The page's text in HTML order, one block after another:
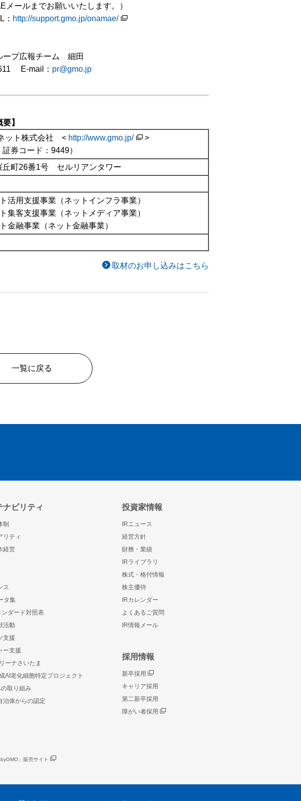
ルまでお願いいたします。）
http://support.gmo.jp/onamae/
プ広報チーム 細田
E-mail： pr@gmo.jp
】
ット株式会社 < http://www.gmo.jp/
>
券コード：9449）
丘町26番1号 セルリアンタワー
活用支援事業（ネットインフラ事業）
集客支援事業（ネットメディア事業）
金融事業（ネット金融事業）
取材のお申し込みはこちら
一覧に戻る
ナビリティ
制
リティ
経営
ス
タ集
ンダード対照表
活動
支援
ー支援
ーナさいたま
AI老化細胞特定プロジェクト
取り組み
治体からの認定
投資家情報
IRニュース
経営方針
財務・業績
IRライブラリ
株式・格付情報
株主優待
IRカレンダー
よくあるご質問
IR情報メール
採用情報
新卒採用
キャリア採用
第二新卒採用
障がい者採用
」販売サイト